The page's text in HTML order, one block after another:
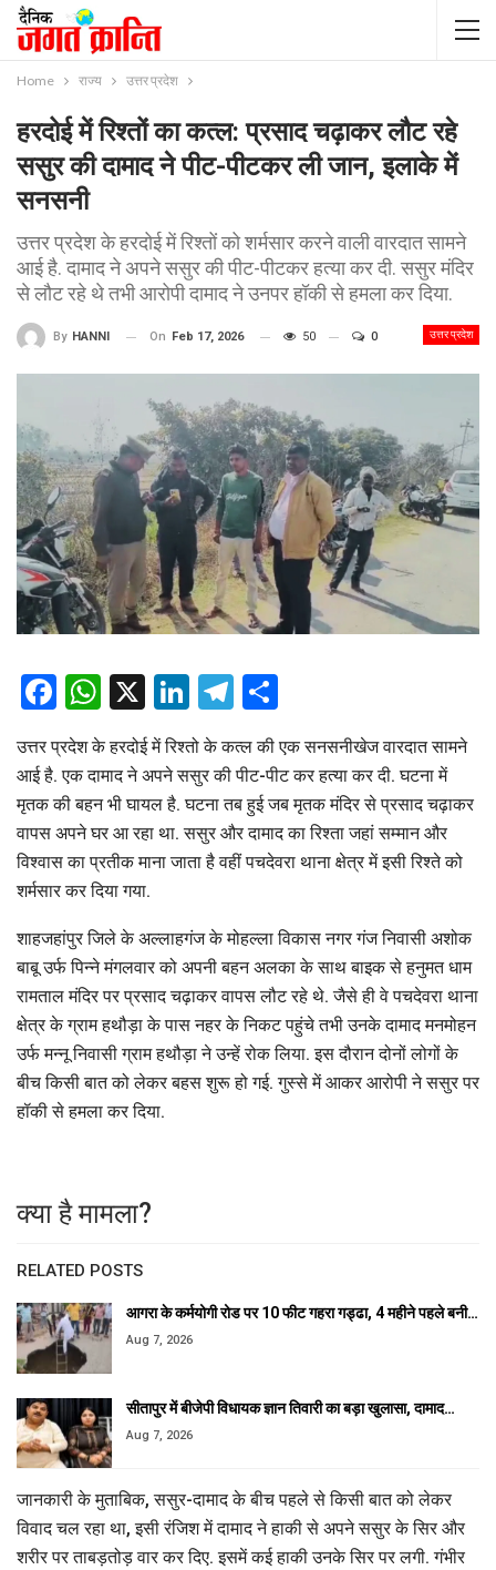
Home राज्य उत्तर प्रदेश
हरदोई में रिश्तों का कत्ल: प्रसाद चढ़ाकर लौट रहे
ससुर की दामाद ने पीट-पीटकर ली जान, इलाके में
सनसनी
उत्तर प्रदेश के हरदोई में रिश्तों को शर्मसार करने वाली वारदात सामने
आई है. दामाद ने अपने ससुर की पीट-पीटकर हत्या कर दी. ससुर मंदिर
से लौट रहे थे तभी आरोपी दामाद ने उनपर हॉकी से हमला कर दिया.
उत्तर प्रदेश
By HANNI On Feb 17, 2026 50 0
Facebook
WhatsApp
X LinkedIn
Telegram
उत्तर प्रदेश के हरदोई में रिश्तो के कत्ल की एक सनसनीखेज वारदात सामने
आई है. एक दामाद ने अपने ससुर की पीट-पीट कर हत्या कर दी. घटना में
मृतक की बहन भी घायल है. घटना तब हुई जब मृतक मंदिर से प्रसाद चढ़ाकर
वापस अपने घर आ रहा था. ससुर और दामाद का रिश्ता जहां सम्मान और
विश्वास का प्रतीक माना जाता है वहीं पचदेवरा थाना क्षेत्र में इसी रिश्ते को
शर्मसार कर दिया गया.
शाहजहांपुर जिले के अल्लाहगंज के मोहल्ला विकास नगर गंज निवासी अशोक
बाबू उर्फ पिन्ने मंगलवार को अपनी बहन अलका के साथ बाइक से हनुमत धाम
रामताल मंदिर पर प्रसाद चढ़ाकर वापस लौट रहे थे. जैसे ही वे पचदेवरा थाना
क्षेत्र के ग्राम हथौड़ा के पास नहर के निकट पहुंचे तभी उनके दामाद मनमोहन
उर्फ मन्नू निवासी ग्राम हथौड़ा ने उन्हें रोक लिया. इस दौरान दोनों लोगों के
बीच किसी बात को लेकर बहस शुरू हो गई. गुस्से में आकर आरोपी ने ससुर पर
हॉकी से हमला कर दिया.
क्या है मामला?
RELATED POSTS
आगरा के कर्मयोगी रोड पर 10 फीट गहरा गड्ढा, 4 महीने पहले बनी…
Aug 7, 2026
सीतापुर में बीजेपी विधायक ज्ञान तिवारी का बड़ा खुलासा, दामाद…
Aug 7, 2026
जानकारी के मुताबिक, ससुर-दामाद के बीच पहले से किसी बात को लेकर
विवाद चल रहा था, इसी रंजिश में दामाद ने हाकी से अपने ससुर के सिर और
शरीर पर ताबड़तोड़ वार कर दिए. इसमें कई हाकी उनके सिर पर लगी. गंभीर